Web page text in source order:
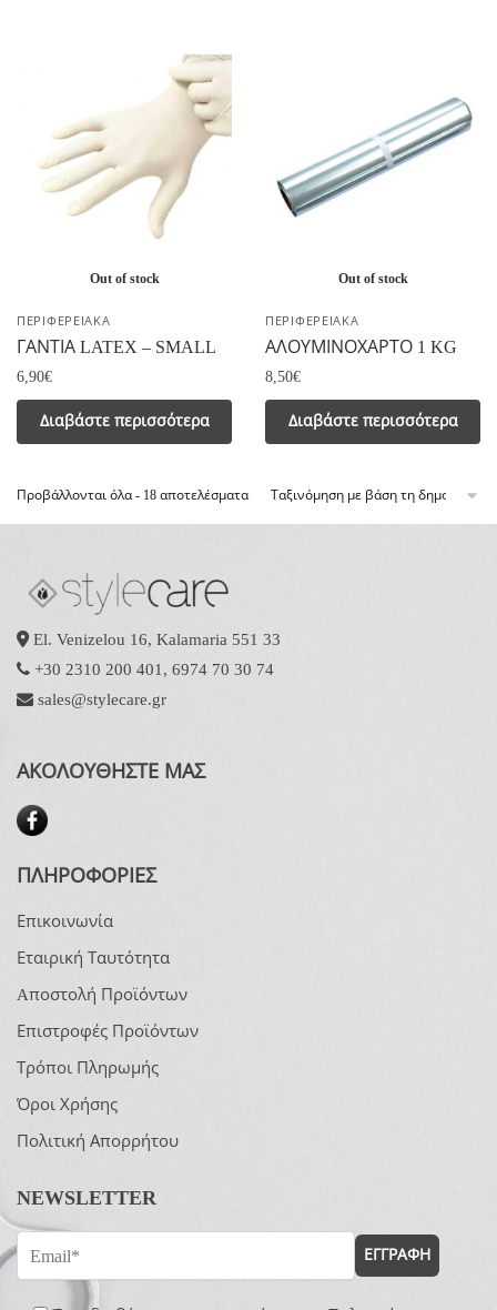
Out of stock
ΠΕΡΙΦΕΡΕΙΑΚΑ
ΓΑΝΤΙΑ LATEX – SMALL
6,90€
Διαβάστε περισσότερα
Out of stock
ΠΕΡΙΦΕΡΕΙΑΚΑ
ΑΛΟΥΜΙΝΟΧΑΡΤΟ 1 KG
8,50€
Διαβάστε περισσότερα
Προβάλλονται όλα - 18 αποτελέσματαSorted
El. Venizelou 16, Kalamaria 551 33
+30 2310 200 401, 6974 70 30 74
sales@stylecare.gr
ΑΚΟΛΟΥΘΗΣΤΕ ΜΑΣ
ΠΛΗΡΟΦΟΡΙΕΣ
Επικοινωνία
Εταιρική Ταυτότητα
Aποστολή Προϊόντων
Επιστροφές Προϊόντων
Τρόποι Πληρωμής
Όροι Χρήσης
Πολιτική Απορρήτου
NEWSLETTER
ΕΓΓΡΑΦΗ